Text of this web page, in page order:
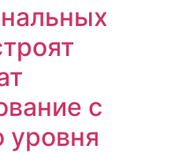
с
уровня